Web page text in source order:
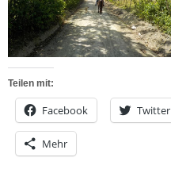
Teilen mit:
Facebook Twitter
Mehr